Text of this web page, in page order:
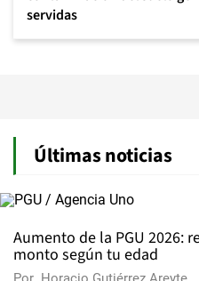
servidas
Últimas noticias
Aumento de la PGU 2026:
monto según tu edad